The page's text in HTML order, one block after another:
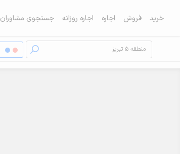
خرید فروش اجاره اجاره روزانه جستجوی مشاوران